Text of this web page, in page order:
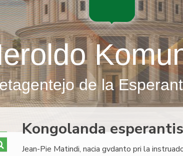
de la
Kongolanda
Jean-Pie Matindi, nacia gvdanto pri la